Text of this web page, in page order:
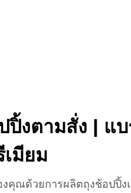
ปิ้งตามสั่ง | แ
มียม
คุณด้วยการผลิตถุงช้อปปิ้ง